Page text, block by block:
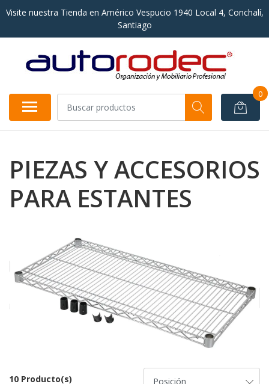
Visite nuestra Tienda en Américo Vespucio 1940 Local 4, Conchalí,
Santiago
0
PIEZAS Y ACCESORIOS
PARA ESTANTES
10 Producto(s)